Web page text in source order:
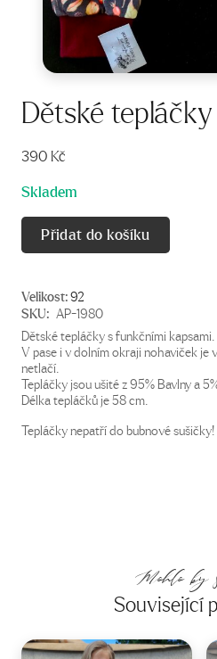
Dětské
390 Kč
Skladem
Přidat do košíku
Velikost:92
SKU: AP-1980
Dětské tepláčky s funkčními kapsami.
V pase i v dolním okraji nohaviček je
netlačí.
Tepláčky jsou ušité z 95% Bavlny a
Délka tepláčků je 58 cm.
Tepláčky nepatří do bubnové sušičky!
Mohlo by
Související